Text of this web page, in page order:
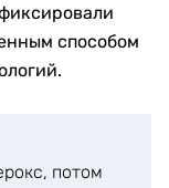
способом
потом